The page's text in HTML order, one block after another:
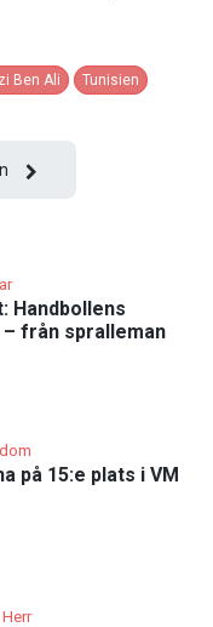
Ben Ali Tunisien
Handbollens
från spralleman
på 15:e plats i VM